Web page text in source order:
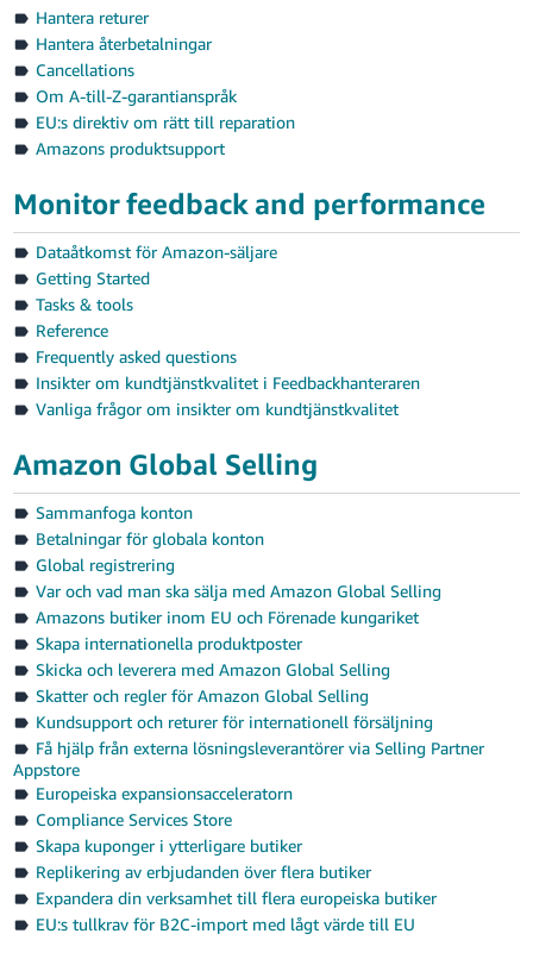
Hantera returer
Hantera återbetalningar
Cancellations
Om A-till-Z-garantianspråk
EU:s direktiv om rätt till reparation
Amazons produktsupport
Monitor feedback and performance
Dataåtkomst för Amazon-säljare
Getting Started
Tasks & tools
Reference
Frequently asked questions
Insikter om kundtjänstkvalitet i Feedbackhanteraren
Vanliga frågor om insikter om kundtjänstkvalitet
Amazon Global Selling
Sammanfoga konton
Betalningar för globala konton
Global registrering
Var och vad man ska sälja med Amazon Global Selling
Amazons butiker inom EU och Förenade kungariket
Skapa internationella produktposter
Skicka och leverera med Amazon Global Selling
Skatter och regler för Amazon Global Selling
Kundsupport och returer för internationell försäljning
Få hjälp från externa lösningsleverantörer via Selling Partner
Appstore
Europeiska expansionsacceleratorn
Compliance Services Store
Skapa kuponger i ytterligare butiker
Replikering av erbjudanden över flera butiker
Expandera din verksamhet till flera europeiska butiker
EU:s tullkrav för B2C-import med lågt värde till EU